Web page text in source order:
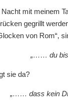
mit meinem
gegrillt
von Rom“,
„…… du
sie da?
„…… dass kein